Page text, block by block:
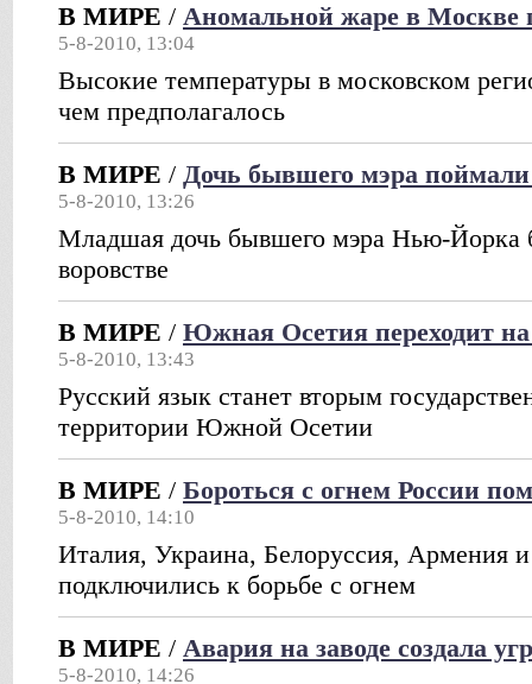
В МИРЕ / Аномальной жаре в Москве
5-8-2010, 13:04
Высокие температуры в московском
чем предполагалось
В МИРЕ / Дочь бывшего мэра поймали
5-8-2010, 13:26
Младшая дочь бывшего мэра Нью-Йорка
воровстве
В МИРЕ / Южная Осетия переходит
5-8-2010, 13:43
Русский язык станет вторым
территории Южной Осетии
В МИРЕ / Бороться с огнем России
5-8-2010, 14:10
Италия, Украина, Белоруссия, Армения
подключились к борьбе с огнем
В МИРЕ / Авария на заводе создала
5-8-2010, 14:26